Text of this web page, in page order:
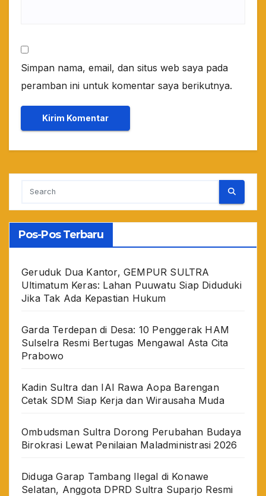
Simpan nama, email, dan situs web saya pada
peramban ini untuk komentar saya berikutnya.
Pos-Pos Terbaru
Geruduk Dua Kantor, GEMPUR SULTRA
Ultimatum Keras: Lahan Puuwatu Siap Diduduki
Jika Tak Ada Kepastian Hukum
Garda Terdepan di Desa: 10 Penggerak HAM
Sulselra Resmi Bertugas Mengawal Asta Cita
Prabowo
Kadin Sultra dan IAI Rawa Aopa Barengan
Cetak SDM Siap Kerja dan Wirausaha Muda
Ombudsman Sultra Dorong Perubahan Budaya
Birokrasi Lewat Penilaian Maladministrasi 2026
Diduga Garap Tambang Ilegal di Konawe
Selatan, Anggota DPRD Sultra Suparjo Resmi